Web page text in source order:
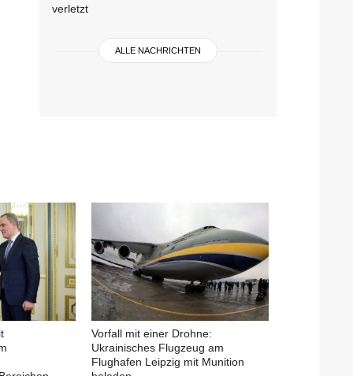
verletzt
ALLE NACHRICHTEN
Vorfall mit einer Drohne:
Ukrainisches Flugzeug am
Flughafen Leipzig mit Munition